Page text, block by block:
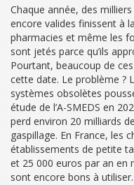
Chaque année, des
encore valides finissent à
pharmacies et même les
sont jetés parce qu’ils
Pourtant, beaucoup de
cette date. Le problème ?
systèmes obsolètes
étude de l’A-SMEDS en
perd environ 20 milliards
gaspillage. En France, les
établissements de petite
et 25 000 euros par an en
sont encore bons à utiliser.